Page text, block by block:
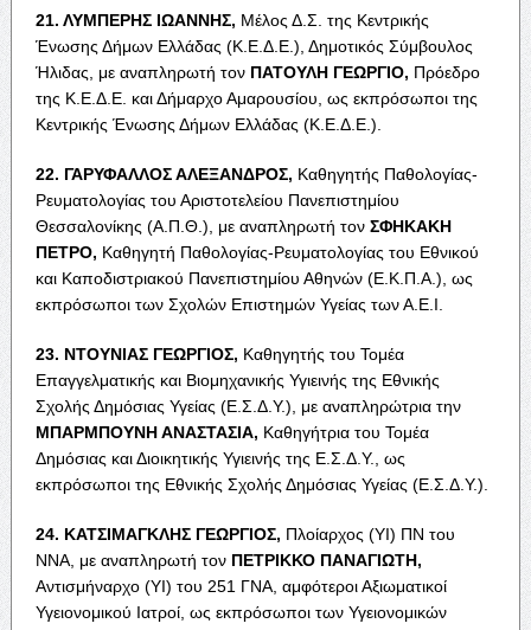
21. ΛΥΜΠΕΡΗΣ ΙΩΑΝΝΗΣ, Μέλος Δ.Σ. της Κεντρικής
Ένωσης Δήμων Ελλάδας (Κ.Ε.Δ.Ε.), Δημοτικός Σύμβουλος
Ήλιδας, με αναπληρωτή τον ΠΑΤΟΥΛΗ ΓΕΩΡΓΙΟ, Πρόεδρο
της Κ.Ε.Δ.Ε. και Δήμαρχο Αμαρουσίου, ως εκπρόσωποι της
Κεντρικής Ένωσης Δήμων Ελλάδας (Κ.Ε.Δ.Ε.).
22. ΓΑΡΥΦΑΛΛΟΣΑΛΕΞΑΝΔΡΟΣ, Καθηγητής Παθολογίας-
Ρευματολογίας του Αριστοτελείου Πανεπιστημίου
Θεσσαλονίκης (Α.Π.Θ.), με αναπληρωτή τον ΣΦΗΚΑΚΗ
ΠΕΤΡΟ, Καθηγητή Παθολογίας-Ρευματολογίας του Εθνικού
και Καποδιστριακού Πανεπιστημίου Αθηνών (Ε.Κ.Π.Α.), ως
εκπρόσωποι των Σχολών Επιστημών Υγείας των Α.Ε.Ι.
23. ΝΤΟΥΝΙΑΣ ΓΕΩΡΓΙΟΣ, Καθηγητής του Τομέα
Επαγγελματικής και Βιομηχανικής Υγιεινής της Εθνικής
Σχολής Δημόσιας Υγείας (Ε.Σ.Δ.Υ.), με αναπληρώτρια την
ΜΠΑΡΜΠΟΥΝΗΑΝΑΣΤΑΣΙΑ, Καθηγήτρια του Τομέα
Δημόσιας και Διοικητικής Υγιεινής της Ε.Σ.Δ.Υ., ως
εκπρόσωποι της Εθνικής Σχολής Δημόσιας Υγείας (Ε.Σ.Δ.Υ.).
24. ΚΑΤΣΙΜΑΓΚΛΗΣ ΓΕΩΡΓΙΟΣ, Πλοίαρχος (ΥΙ) ΠΝ του
ΝΝΑ, με αναπληρωτή τον ΠΕΤΡΙΚΚΟ ΠΑΝΑΓΙΩΤΗ,
Αντισμήναρχο (ΥΙ) του 251 ΓΝΑ, αμφότεροι Αξιωματικοί
Υγειονομικού Ιατροί, ως εκπρόσωποι των Υγειονομικών